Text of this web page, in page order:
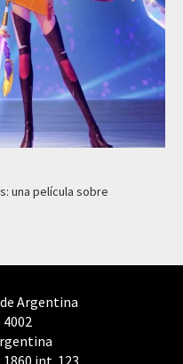
una película sobre
Argentina
4002